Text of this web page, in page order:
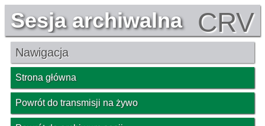
Sesja archiwalna CRV
Nawigacja
Strona główna
Powrót do transmisji na żywo